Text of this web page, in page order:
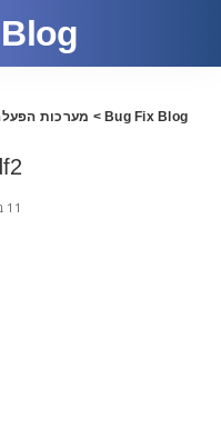
Bug Fix Blog
> מערכות
11 בפברואר 2022